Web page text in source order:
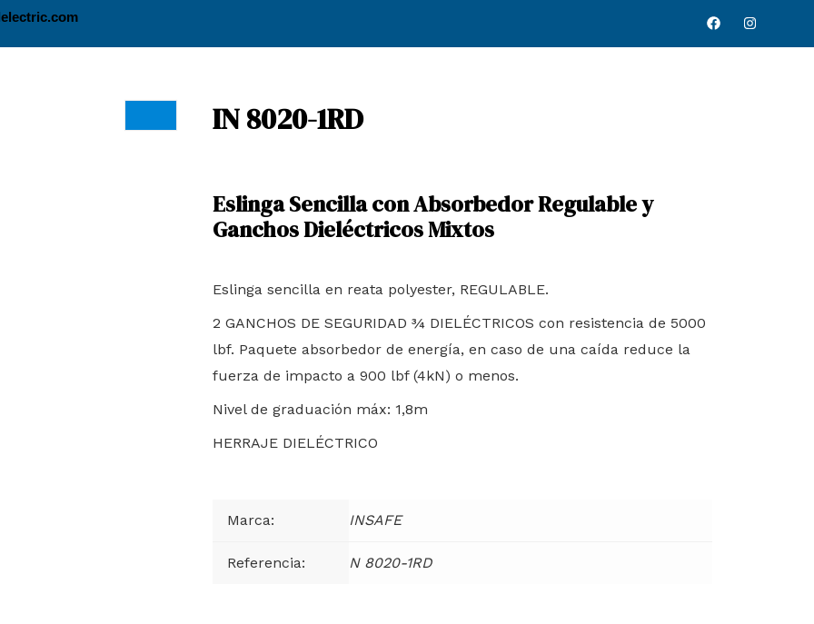
F
a
I
n
IN 8020-1RD
Eslinga Sencilla con Absorbedor Regulable y
Ganchos Dieléctricos Mixtos
Eslinga sencilla en reata polyester, REGULABLE.
2 GANCHOS DE SEGURIDAD ¾ DIELÉCTRICOS con resistencia de 5000
lbf. Paquete absorbedor de energía, en caso de una caída reduce la
fuerza de impacto a 900 lbf (4kN) o menos.
Nivel de graduación máx: 1,8m
HERRAJE DIELÉCTRICO
Marca: INSAFE
Referencia: N 8020-1RD